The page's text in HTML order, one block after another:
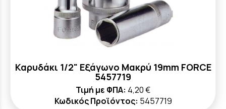
Καρυδάκι 1/2" Εξάγωνο Μακρύ 19mm FORCE
5457719
Τιμή με ΦΠΑ: 4,20 €
Κωδικός Προϊόντος: 5457719